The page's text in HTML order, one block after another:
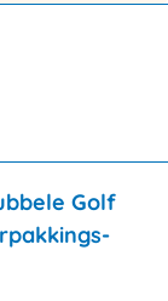
Golf